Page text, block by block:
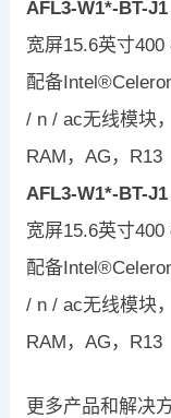
AFL3-W1*-BT-
宽屏15.6英寸400
配备
/ n / ac无线模块
RAM，AG，R13
AFL3-W1*-BT-
宽屏15.6英寸400
配备
/ n / ac无线模块
RAM，AG，R13
更多产品和解决